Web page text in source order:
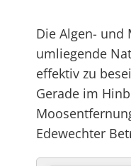
Die Algen-
umliegende
effektiv zu
Gerade im
Edewechter